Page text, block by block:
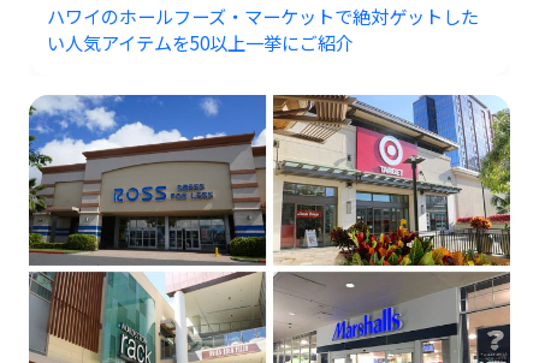
ハワイのホールフーズ・マーケットで絶対ゲットした
い人気アイテムを50以上一挙にご紹介